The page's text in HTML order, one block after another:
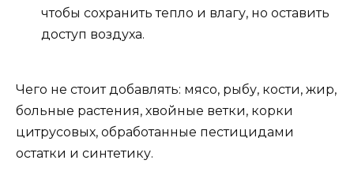
чтобы сохранить тепло и влагу, но оставить
доступ воздуха.
Чего не стоит добавлять: мясо, рыбу, кости, жир,
больные растения, хвойные ветки, корки
цитрусовых, обработанные пестицидами
остатки и синтетику.